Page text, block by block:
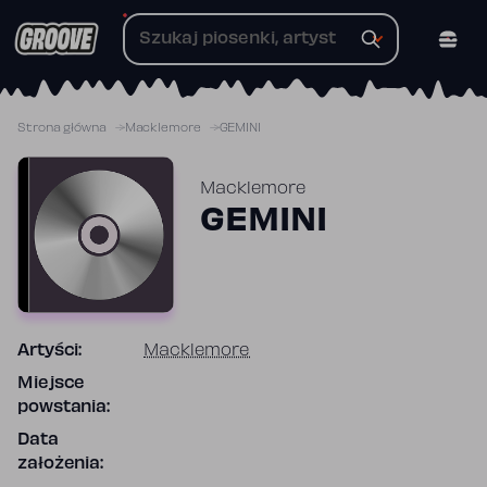
do
Strona główna Macklemore GEMINI
Macklemore
GEMINI
Artyści: Macklemore
Miejsce
powstania:
Data
założenia: